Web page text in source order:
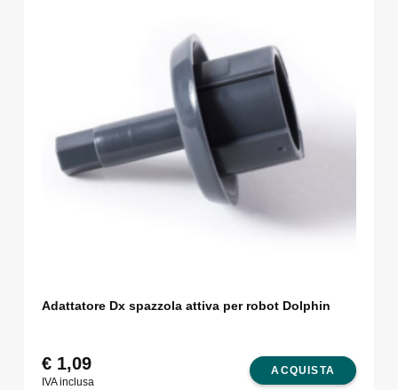
Adattatore Dx spazzola attiva per robot Dolphin
ACQUISTA
€1,09
IVA inclusa